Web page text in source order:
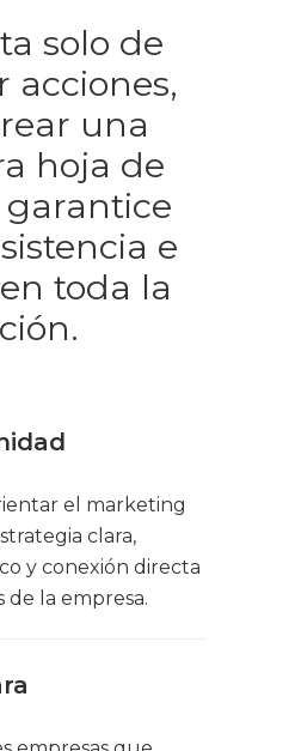
solo de
acciones,
una
hoja de
e
toda la
el marketing
clara,
y conexión directa
de la empresa.